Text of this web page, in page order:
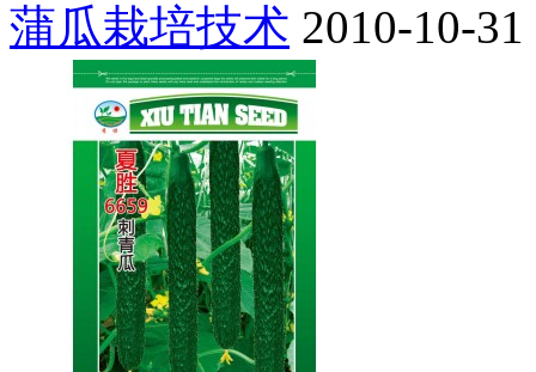
蒲瓜栽培技术 2010-10-31